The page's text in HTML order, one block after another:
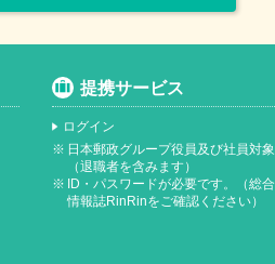
提携サービス
ログイン
※ 日本郵政グループ役員及び社員対象
（退職者を含みます）
※ ID・パスワードが必要です。（総合
情報誌RinRinをご確認ください）